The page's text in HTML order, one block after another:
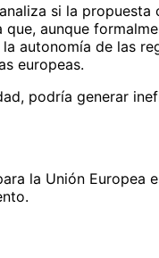
si la
aunque
autonomía de las
europeas.
podría generar
la Unión Europea